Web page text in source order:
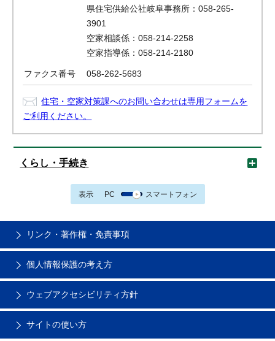
県住宅供給公社岐阜事務所：058-265-
3901
空家相談係：058‐214-2258
空家指導係：058‐214-2180
ファクス番号 058-262-5683
住宅・空家対策課へのお問い合わせは専用フォームを
ご利用ください。
くらし・手続き
表示 PC スマートフォン
リンク・著作権・免責事項
個人情報保護の考え方
ウェブアクセシビリティ方針
サイトの使い方